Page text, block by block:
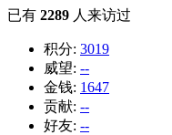
已有 2289 人来访过
积分: 3019
威望: --
金钱: 1647
贡献: --
好友: --